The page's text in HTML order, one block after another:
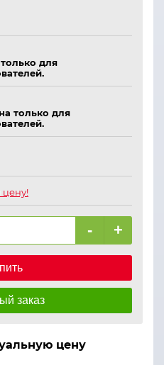
для
только для
- +
заказ
цену